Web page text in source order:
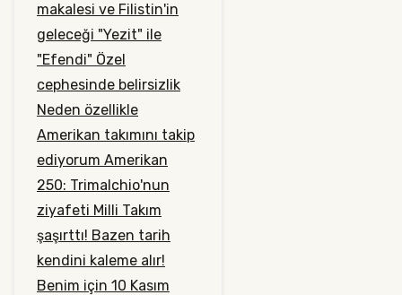
makalesi ve Filistin'in
geleceği "Yezit" ile
"Efendi" Özel
cephesinde belirsizlik
Neden özellikle
Amerikan takımını takip
ediyorum Amerikan
250: Trimalchio'nun
ziyafeti Milli Takım
şaşırttı! Bazen tarih
kendini kaleme alır!
Benim için 10 Kasım